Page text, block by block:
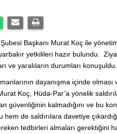
Başkanı Murat Koç ile
yetkilileri hazır bulundu.
ve yaralıların durumları konuşuldu.
dayanışma içinde
Koç, Hüda-Par’a yönelik
güvenliğinin kalmadığını ve bu
hem de saldırılara davetiye
tedbirleri almaları gerektiğini